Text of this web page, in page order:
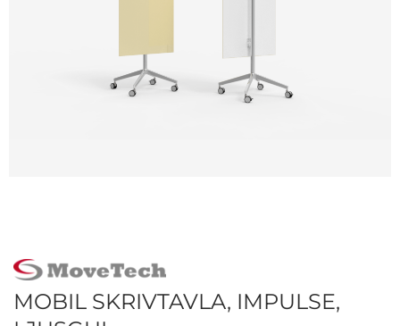
MOBIL SKRIVTAVLA, IMPULSE,